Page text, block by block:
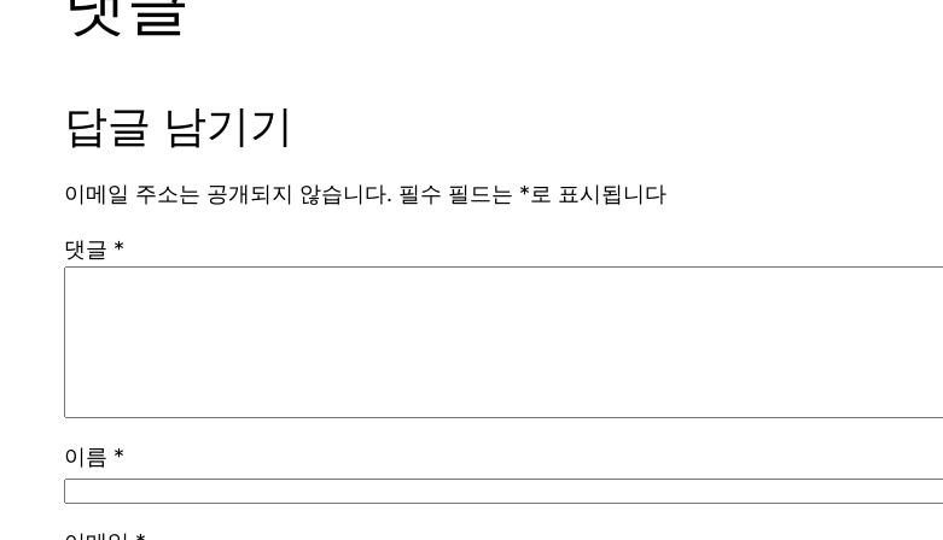
답글 남기기
이메일 주소는 공개되지 않습니다. 필수 필드는 *로 표시됩니다
댓글 *
이름 *